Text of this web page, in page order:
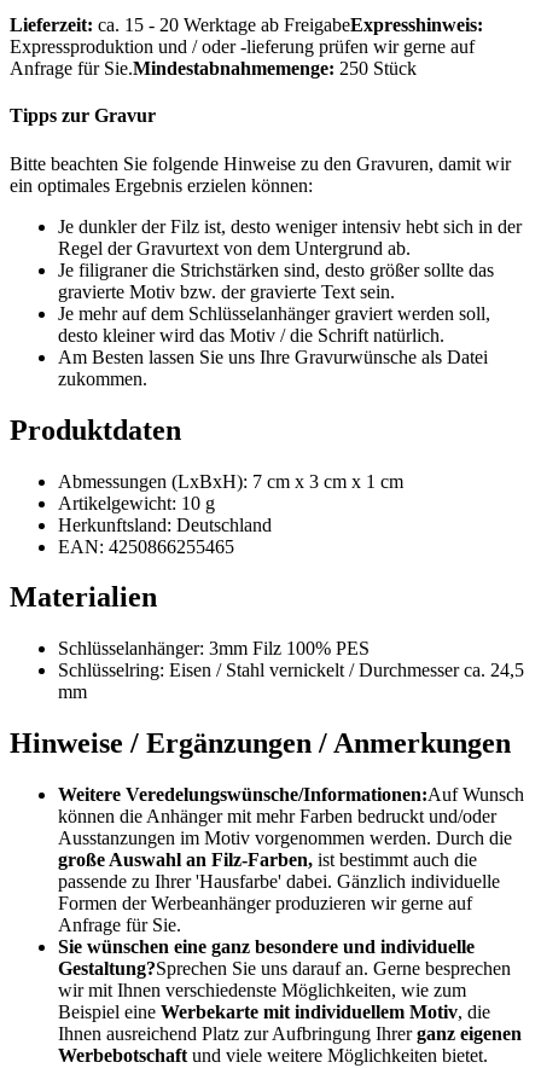
Lieferzeit: ca. 15 - 20 Werktage ab FreigabeExpresshinweis:
Expressproduktion und / oder -lieferung prüfen wir gerne auf
Anfrage für Sie.Mindestabnahmemenge: 250 Stück
Tipps zur Gravur
Bitte beachten Sie folgende Hinweise zu den Gravuren, damit wir
ein optimales Ergebnis erzielen können:
Je dunkler der Filz ist, desto weniger intensiv hebt sich in der
Regel der Gravurtext von dem Untergrund ab.
Je filigraner die Strichstärken sind, desto größer sollte das
gravierte Motiv bzw. der gravierte Text sein.
Je mehr auf dem Schlüsselanhänger graviert werden soll,
desto kleiner wird das Motiv / die Schrift natürlich.
Am Besten lassen Sie uns Ihre Gravurwünsche als Datei
zukommen.
Produktdaten
Abmessungen (LxBxH): 7 cm x 3 cm x 1 cm
Artikelgewicht: 10 g
Herkunftsland: Deutschland
EAN: 4250866255465
Materialien
Schlüsselanhänger: 3mm Filz 100% PES
Schlüsselring: Eisen / Stahl vernickelt / Durchmesser ca. 24,5
mm
Hinweise / Ergänzungen / Anmerkungen
Weitere Veredelungswünsche/Informationen:Auf Wunsch
können die Anhänger mit mehr Farben bedruckt und/oder
Ausstanzungen im Motiv vorgenommen werden. Durch die
große Auswahl an Filz-Farben, ist bestimmt auch die
passende zu Ihrer 'Hausfarbe' dabei. Gänzlich individuelle
Formen der Werbeanhänger produzieren wir gerne auf
Anfrage für Sie.
Sie wünschen eine ganz besondere und individuelle
Gestaltung?Sprechen Sie uns darauf an. Gerne besprechen
wir mit Ihnen verschiedenste Möglichkeiten, wie zum
Beispiel eine Werbekarte mit individuellem Motiv, die
Ihnen ausreichend Platz zur Aufbringung Ihrerganz eigenen
Werbebotschaft und viele weitere Möglichkeiten bietet.